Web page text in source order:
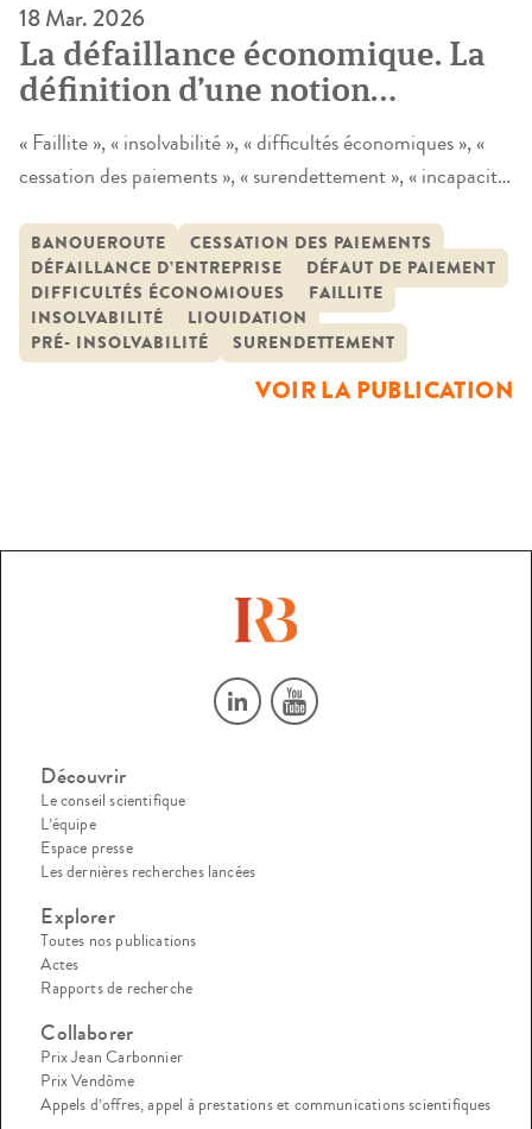
18 Mar. 2026
La défaillance économique. La
définition d’une notion
malléable pour une prise en
charge effective
« Faillite », « insolvabilité », « difficultés économiques », «
cessation des paiements », « surendettement », « incapacité
autant de termes – non exhaustifs – mobilisés pour
qualifier la défaillance économique d’un débiteur.
Pourtant, malgré cette apparente abondance lexicale,
l’examen approfondi de la […]
BANQUEROUTE
CESSATION DES PAIEMENTS
DÉFAILLANCE D’ENTREPRISE
DÉFAUT DE PAIEMENT
DIFFICULTÉS ÉCONOMIQUES
FAILLITE
INSOLVABILITÉ
LIQUIDATION
PRÉ- INSOLVABILITÉ
SURENDETTEMENT
VOIR LA PUBLICATION
Découvrir
Le conseil scientifique
L’équipe
Espace presse
Les dernières recherches lancées
Explorer
Toutes nos publications
Actes
Rapports de recherche
Collaborer
Prix Jean Carbonnier
Prix Vendôme
Appels d’offres, appel à prestations et communications scientifiques